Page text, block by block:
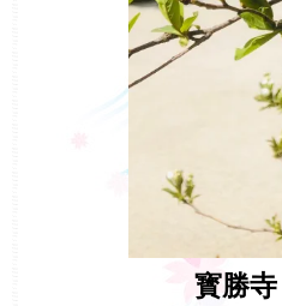
寳勝